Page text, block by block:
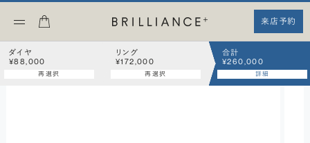
来店予約
ダイヤ
¥88,000
再選択
リング
¥172,000
再選択
合計
¥260,000
詳細